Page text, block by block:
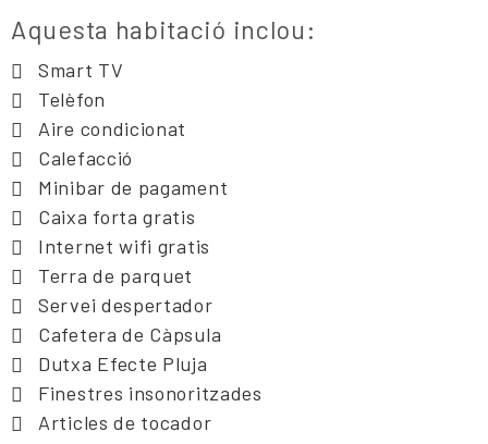
Aquesta habitació inclou:
Smart TV
Telèfon
Aire condicionat
Calefacció
Minibar de pagament
Caixa forta gratis
Internet wifi gratis
Terra de parquet
Servei despertador
Cafetera de Càpsula
Dutxa Efecte Pluja
Finestres insonoritzades
Articles de tocador